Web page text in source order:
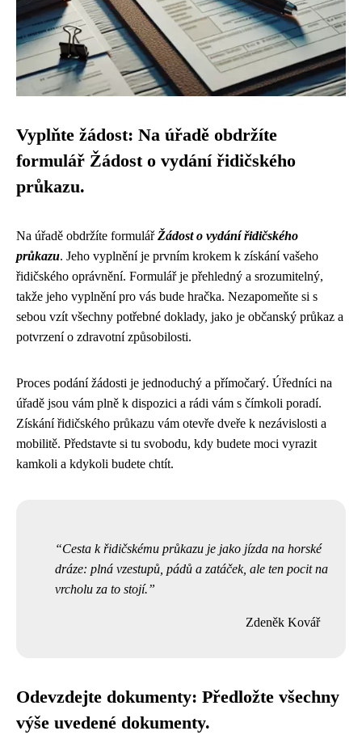
Vyplňte žádost: Na úřadě obdržíte
formulář Žádost o vydání řidičského
průkazu.
Na úřadě obdržíte formulářŽádost o vydání řidičského
průkazu. Jeho vyplnění je prvním krokem k získání vašeho
řidičského oprávnění. Formulář je přehledný a srozumitelný,
takže jeho vyplnění pro vás bude hračka. Nezapomeňte si s
sebou vzít všechny potřebné doklady, jako je občanský průkaz a
potvrzení o zdravotní způsobilosti.
Proces podání žádosti je jednoduchý a přímočarý. Úředníci na
úřadě jsou vám plně k dispozici a rádi vám s čímkoli poradí.
Získání řidičského průkazu vám otevře dveře k nezávislosti a
mobilitě. Představte si tu svobodu, kdy budete moci vyrazit
kamkoli a kdykoli budete chtít.
Cesta k řidičskému průkazu je jako jízda na horské
dráze: plná vzestupů, pádů a zatáček, ale ten pocit na
vrcholu za to stojí.
Zdeněk Kovář
Odevzdejte dokumenty: Předložte všechny
výše uvedené dokumenty.